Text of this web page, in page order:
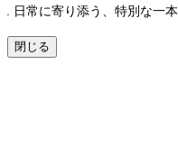
日常に寄り添う、特別な一本
閉じる